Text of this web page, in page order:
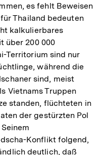
es fehlt Beweisen
Thailand bedeuten
kalkulierbares
über 200 000
Territorium sind nur
während die
sind, meist
Vietnams Truppen
standen, flüchteten in
der gestürzten Pol
Konflikt folgend,
deutlich, daß